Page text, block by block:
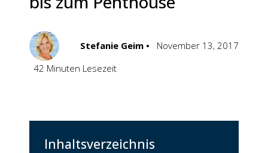
Stefanie Geim •
November 13, 2017
42 Minuten Lesezeit
Inhaltsverzeichnis